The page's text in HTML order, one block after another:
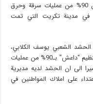
تمتلك قوات الحشد الشعبي وثائق تؤكد بأن 90% من عمليات سرقة وحرق
مدينة تكريت التي تمت
الشعبي يوسف الكلابي،
الاثنين، عن امتلاك الحشد وثائق تؤكد قيام تنظيم “داعش” بـ90% من عمليات
الى ان الحشد لديه مديرية
على املاك المواطنين في